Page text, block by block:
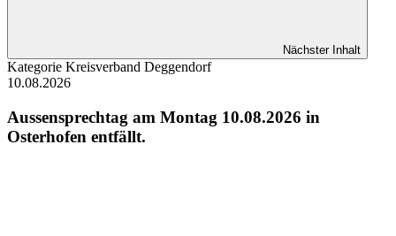
Nächster Inhalt
Kategorie Kreisverband Deggendorf
10.08.2026
Aussensprechtag am Montag 10.08.2026 in
Osterhofen entfällt.